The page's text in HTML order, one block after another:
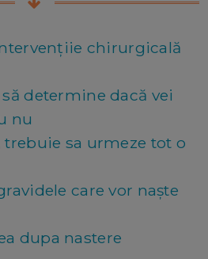
chirurgicală
determine dacă vei
nu
trebuie sa urmeze tot o
care vor naște
dupa nastere